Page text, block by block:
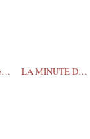
A la recherche de ces adorables #anges #sonnyangel ... #sonnyangels #sonnyangeljapan #sonnyangelspain #sonnyangeladdict #collection #jadore LA MINUTE DE BONHEUR #188